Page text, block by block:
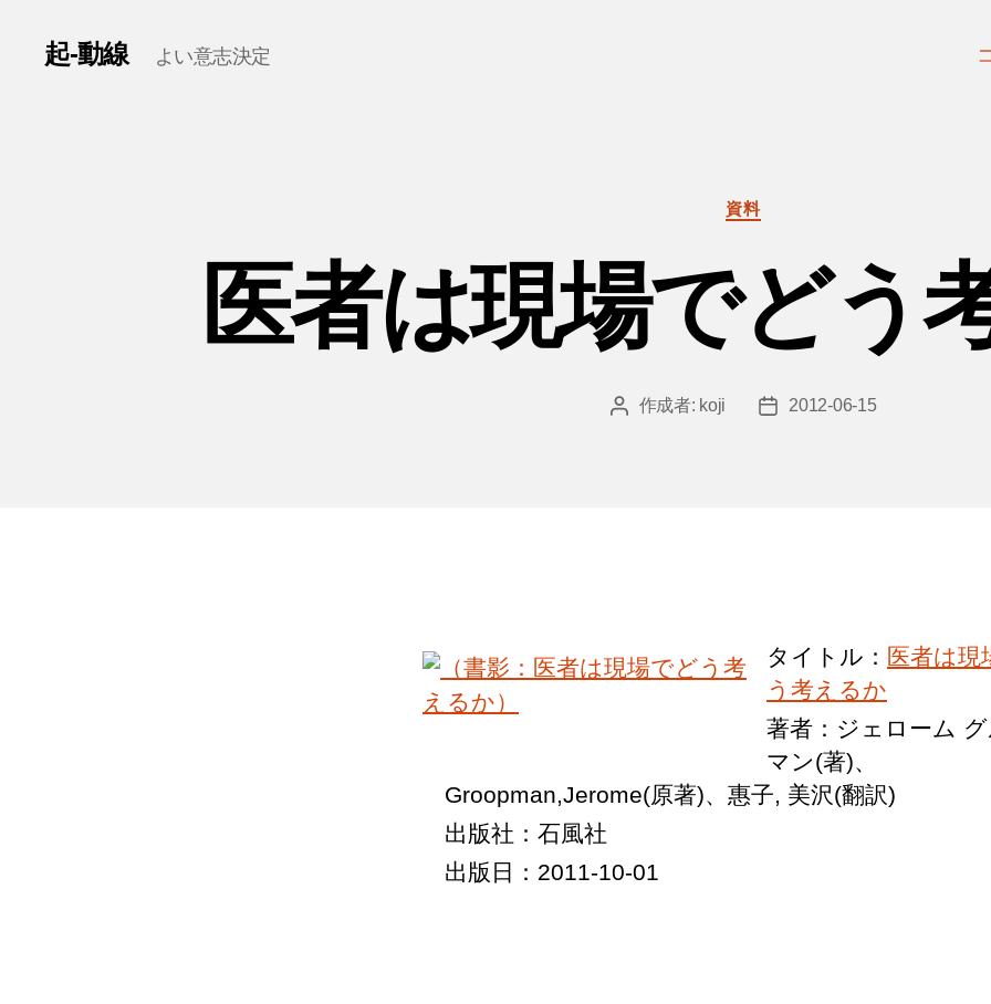
起-動線 よい意志決定
カ
テ
ー
資料
医者は現場でどう
投 作成者: koji
投
2012-06-15
タイトル： 医者は現
う考えるか
著者：ジェローム
マン(著)、
Groopman,Jerome(原著)、惠子, 美沢(翻訳)
出版社：石風社
出版日：2011-10-01